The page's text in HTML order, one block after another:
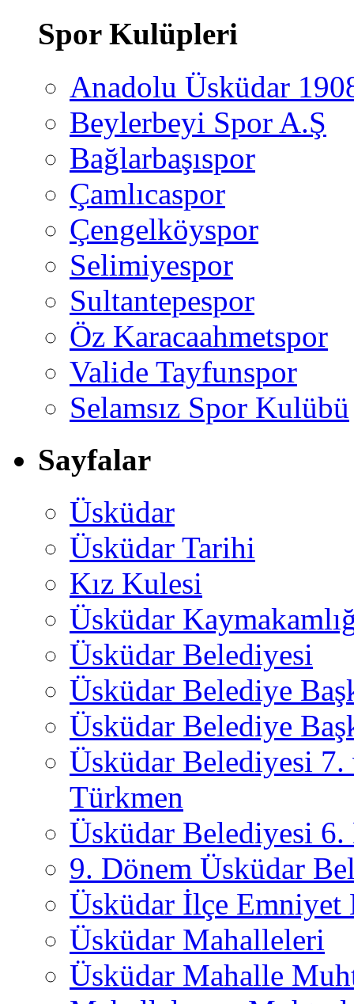
Spor Kulüpleri
Anadolu Üsküdar
Beylerbeyi Spor A.Ş
Bağlarbaşıspor
Çamlıcaspor
Çengelköyspor
Selimiyespor
Sultantepespor
Öz Karacaahmetspor
Valide Tayfunspor
Selamsız Spor Kulübü
Sayfalar
Üsküdar
Üsküdar Tarihi
Kız Kulesi
Üsküdar
Üsküdar Belediyesi
Üsküdar Belediye
Üsküdar Belediye
Üsküdar Belediyesi
Türkmen
Üsküdar Belediyesi 6.
9. Dönem Üsküdar
Üsküdar İlçe
Üsküdar Mahalleleri
Üsküdar Mahalle